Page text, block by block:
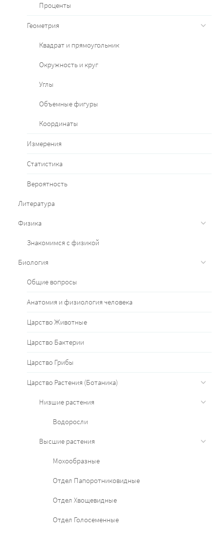
Проценты
Геометрия
Квадрат и прямоугольник
Окружность и круг
Углы
Объемные фигуры
Координаты
Измерения
Статистика
Вероятность
Литература
Физика
Знакомимся с физикой
Биология
Общие вопросы
Анатомия и физиология человека
Царство Животные
Царство Бактерии
Царство Грибы
Царство Растения (Ботаника)
Низшие растения
Водоросли
Высшие растения
Мохообразные
Отдел Папоротниковидные
Отдел Хвощевидные
Отдел Голосеменные